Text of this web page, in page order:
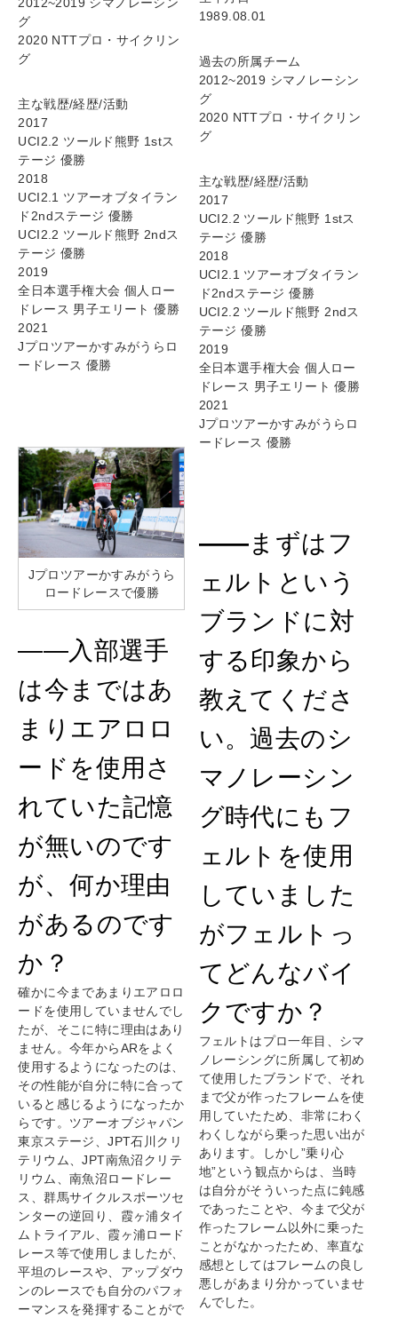
グ
2020 NTTプロ・サイクリン
グ
主な戦歴/経歴/活動
2017
UCI2.2 ツールド熊野 1stス
テージ 優勝
2018
UCI2.1 ツアーオブタイラン
ド2ndステージ 優勝
UCI2.2 ツールド熊野 2ndス
テージ 優勝
2019
全日本選手権大会 個人ロー
ドレース 男子エリート 優勝
2021
Jプロツアーかすみがうらロ
ードレース 優勝
Jプロツアーかすみがうら
ロードレースで優勝
——入部選手
は今まではあ
まりエアロロ
ードを使用さ
れていた記憶
が無いのです
が、何か理由
があるのです
か？
確かに今まであまりエアロロ
ードを使用していませんでし
たが、そこに特に理由はあり
ません。今年からARをよく
使用するようになったのは、
その性能が自分に特に合って
いると感じるようになったか
らです。ツアーオブジャパン
東京ステージ、JPT石川クリ
テリウム、JPT南魚沼クリテ
リウム、南魚沼ロードレー
ス、群馬サイクルスポーツセ
ンターの逆回り、霞ヶ浦タイ
ムトライアル、霞ヶ浦ロード
レース等で使用しましたが、
平坦のレースや、アップダウ
ンのレースでも自分のパフォ
ーマンスを発揮することがで
1989.08.01
過去の所属チーム
2012~2019 シマノレーシン
グ
2020 NTTプロ・サイクリン
グ
主な戦歴/経歴/活動
2017
UCI2.2 ツールド熊野 1stス
テージ 優勝
2018
UCI2.1 ツアーオブタイラン
ド2ndステージ 優勝
UCI2.2 ツールド熊野 2ndス
テージ 優勝
2019
全日本選手権大会 個人ロー
ドレース 男子エリート 優勝
2021
Jプロツアーかすみがうらロ
ードレース 優勝
――まずはフ
ェルトという
ブランドに対
する印象から
教えてくださ
い。過去のシ
マノレーシン
グ時代にもフ
ェルトを使用
していました
がフェルトっ
てどんなバイ
クですか？
フェルトはプロ一年目、シマ
ノレーシングに所属して初め
て使用したブランドで、それ
まで父が作ったフレームを使
用していたため、非常にわく
わくしながら乗った思い出が
あります。しかし”乗り心
地”という観点からは、当時
は自分がそういった点に鈍感
であったことや、今まで父が
作ったフレーム以外に乗った
ことがなかったため、率直な
感想としてはフレームの良し
悪しがあまり分かっていませ
んでした。